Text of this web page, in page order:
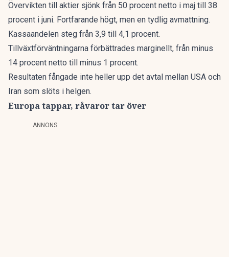
Övervikten till aktier sjönk från 50 procent netto i maj till 38
procent i juni. Fortfarande högt, men en tydlig avmattning.
Kassaandelen steg från 3,9 till 4,1 procent.
Tillväxtförväntningarna förbättrades marginellt, från minus
14 procent netto till minus 1 procent.
Resultaten fångade inte heller upp det avtal mellan USA och
Iran som slöts i helgen.
Europa tappar, råvaror tar över
ANNONS